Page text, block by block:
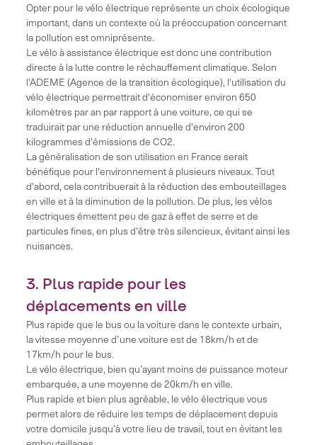
Opter pour le vélo électrique représente un choix écologique
important, dans un contexte où la préoccupation concernant
la pollution est omniprésente.
Le vélo à assistance électrique est donc une contribution
directe à la lutte contre le réchauffement climatique. Selon
l'ADEME (Agence de la transition écologique), l'utilisation du
vélo électrique permettrait d'économiser environ 650
kilomètres par an par rapport à une voiture, ce qui se
traduirait par une réduction annuelle d'environ 200
kilogrammes d'émissions de CO2.
La généralisation de son utilisation en France serait
bénéfique pour l'environnement à plusieurs niveaux. Tout
d'abord, cela contribuerait à la réduction des embouteillages
en ville et à la diminution de la pollution. De plus, les vélos
électriques émettent peu de gaz à effet de serre et de
particules fines, en plus d'être très silencieux, évitant ainsi les
nuisances.
3. Plus rapide pour les
déplacements en ville
Plus rapide que le bus ou la voiture dans le contexte urbain,
la vitesse moyenne d’une voiture est de 18km/h et de
17km/h pour le bus.
Le vélo électrique, bien qu’ayant moins de puissance moteur
embarquée, a une moyenne de 20km/h en ville.
Plus rapide et bien plus agréable, le vélo électrique vous
permet alors de réduire les temps de déplacement depuis
votre domicile jusqu’à votre lieu de travail, tout en évitant les